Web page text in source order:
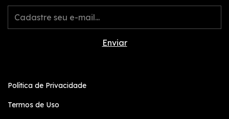
Política de Privacidade
Termos de Uso